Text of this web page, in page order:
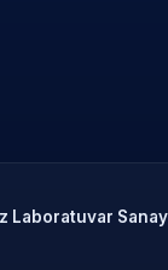
Laboratuvar